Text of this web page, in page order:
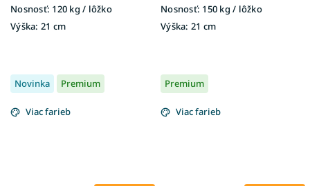
Nosnosť: 120 kg / lôžko
Výška: 21 cm
Nosnosť: 150 kg / lôžko
Výška: 21 cm
Novinka Premium
Viac farieb
Premium
Viac farieb